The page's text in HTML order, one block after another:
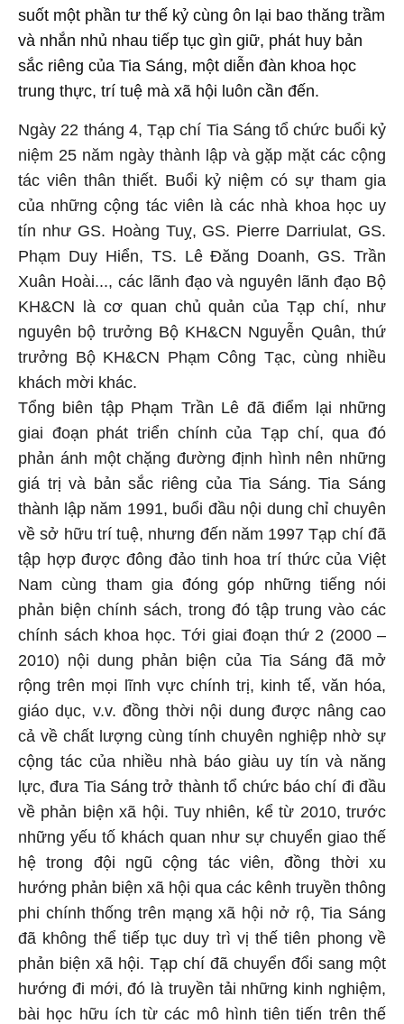
suốt một phần tư thế kỷ cùng ôn lại bao thăng trầm
và nhắn nhủ nhau tiếp tục gìn giữ, phát huy bản
sắc riêng của Tia Sáng, một diễn đàn khoa học
trung thực, trí tuệ mà xã hội luôn cần đến.
Ngày 22 tháng 4, Tạp chí Tia Sáng tổ chức buổi kỷ
niệm 25 năm ngày thành lập và gặp mặt các cộng
tác viên thân thiết. Buổi kỷ niệm có sự tham gia
của những cộng tác viên là các nhà khoa học uy
tín như GS. Hoàng Tuỵ, GS. Pierre Darriulat, GS.
Phạm Duy Hiển, TS. Lê Đăng Doanh, GS. Trần
Xuân Hoài..., các lãnh đạo và nguyên lãnh đạo Bộ
KH&CN là cơ quan chủ quản của Tạp chí, như
nguyên bộ trưởng Bộ KH&CN Nguyễn Quân, thứ
trưởng Bộ KH&CN Phạm Công Tạc, cùng nhiều
khách mời khác.
Tổng biên tập Phạm Trần Lê đã điểm lại những
giai đoạn phát triển chính của Tạp chí, qua đó
phản ánh một chặng đường định hình nên những
giá trị và bản sắc riêng của Tia Sáng. Tia Sáng
thành lập năm 1991, buổi đầu nội dung chỉ chuyên
về sở hữu trí tuệ, nhưng đến năm 1997 Tạp chí đã
tập hợp được đông đảo tinh hoa trí thức của Việt
Nam cùng tham gia đóng góp những tiếng nói
phản biện chính sách, trong đó tập trung vào các
chính sách khoa học. Tới giai đoạn thứ 2 (2000 –
2010) nội dung phản biện của Tia Sáng đã mở
rộng trên mọi lĩnh vực chính trị, kinh tế, văn hóa,
giáo dục, v.v. đồng thời nội dung được nâng cao
cả về chất lượng cùng tính chuyên nghiệp nhờ sự
cộng tác của nhiều nhà báo giàu uy tín và năng
lực, đưa Tia Sáng trở thành tổ chức báo chí đi đầu
về phản biện xã hội. Tuy nhiên, kể từ 2010, trước
những yếu tố khách quan như sự chuyển giao thế
hệ trong đội ngũ cộng tác viên, đồng thời xu
hướng phản biện xã hội qua các kênh truyền thông
phi chính thống trên mạng xã hội nở rộ, Tia Sáng
đã không thể tiếp tục duy trì vị thế tiên phong về
phản biện xã hội. Tạp chí đã chuyển đổi sang một
hướng đi mới, đó là truyền tải những kinh nghiệm,
bài học hữu ích từ các mô hình tiên tiến trên thế